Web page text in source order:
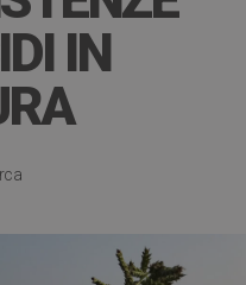
IN